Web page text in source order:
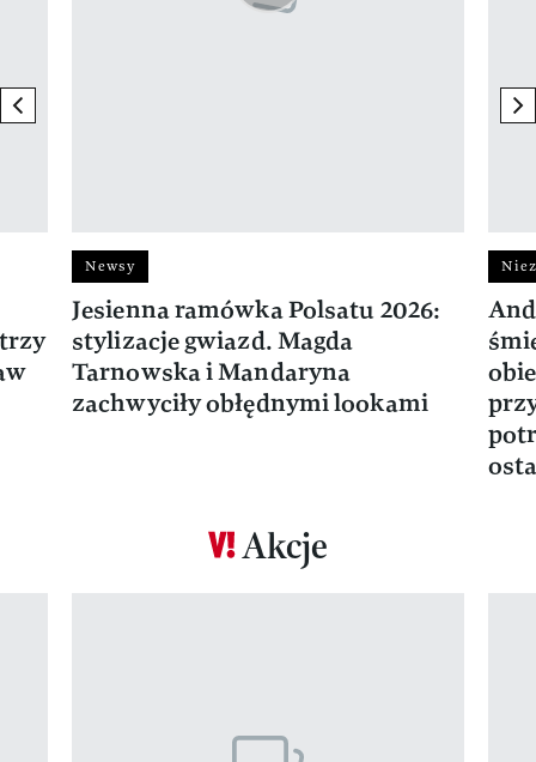
previous element
Newsy
Jesienna ramówka Polsatu 2026:
stylizacje gwiazd. Magda
Tarnowska i Mandaryna
zachwyciły obłędnymi lookami
Akcje